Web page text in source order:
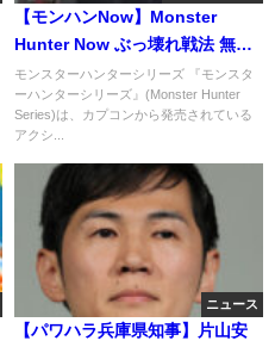
【モンハンNow】Monster
Hunter Now ぶっ壊れ戦法 無限
Lv4剛射ループ
モンスターハンターシリーズ 『モンスタ
ーハンターシリーズ』(Monster Hunter
Series)は、カプコンから発売されている
アクシ...
ニュース
【パワハラ兵庫県知事】片山安